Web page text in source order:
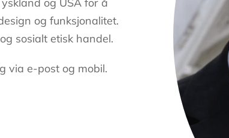
og funksjonalitet.
sosialt etisk handel.
via e-post og mobil.